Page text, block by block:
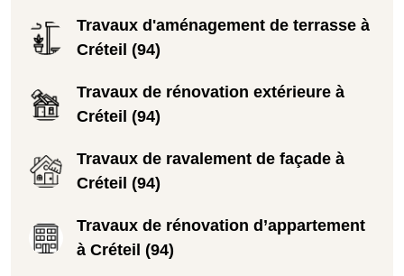
Travaux d'aménagement de terrasse à
Créteil (94)
Travaux de rénovation extérieure à
Créteil (94)
Travaux de ravalement de façade à
Créteil (94)
Travaux de rénovation d’appartement
à Créteil (94)